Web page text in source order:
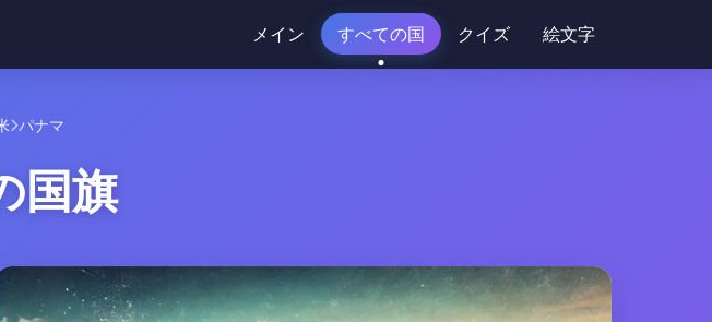
メイン すべての国 クイズ 絵文字
パナマ
国旗